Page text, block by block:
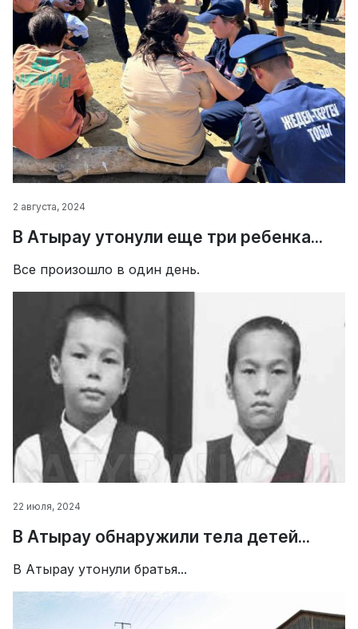
2 августа, 2024
В Атырау утонули еще три ребенка...
Все произошло в один день.
22 июля, 2024
В Атырау обнаружили тела детей...
В Атырау утонули братья...